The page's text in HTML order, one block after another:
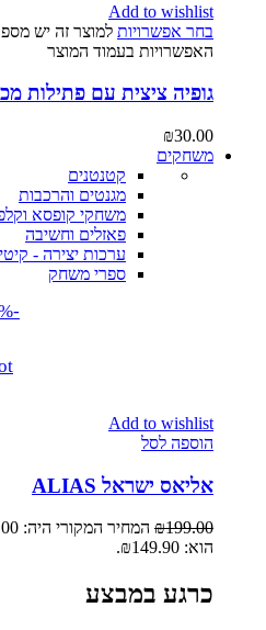
Add to wishlist
בחר אפשרויות למוצר זה יש
האפשרויות בעמוד המוצר
גופיה ציצית עם פתילות
₪30.00
משחקים
קטנטנים
מגנטים והרכבות
משחקי קופסא
פאזלים וחשיבה
ערכות יצירה -
ספרי משחק
-25%
Add to wishlist
הוספה לסל
אליאס ישראל ALIAS
₪199.00 המחיר המקורי היה: ₪199.00.
הוא: ₪149.90.
כרגע במבצע